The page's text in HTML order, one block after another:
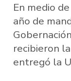
En medio
año de
recibieron
entregó la